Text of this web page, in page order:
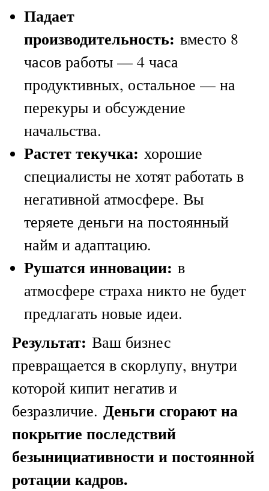
Падает
производительность: вместо 8
часов работы — 4 часа
продуктивных, остальное — на
перекуры и обсуждение
начальства.
Растет текучка: хорошие
специалисты не хотят работать в
негативной атмосфере. Вы
теряете деньги на постоянный
найм и адаптацию.
Рушатся инновации: в
атмосфере страха никто не будет
предлагать новые идеи.
Результат: Ваш бизнес
превращается в скорлупу, внутри
которой кипит негатив и
безразличие. Деньги сгорают на
покрытие последствий
безынициативности и постоянной
ротации кадров.